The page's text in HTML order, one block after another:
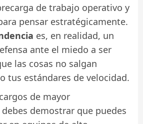
de trabajo operativo y
pensar estratégicamente.
es, en realidad, un
ante el miedo a ser
las cosas no salgan
tus estándares de velocidad.
de mayor
demostrar que puedes